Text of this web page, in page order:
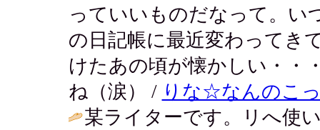
っていいものだなって。い
の日記帳に最近変わってき
けたあの頃が懐かしい・・
ね（涙） / りな☆なんのこ
某ライターです。リへ使